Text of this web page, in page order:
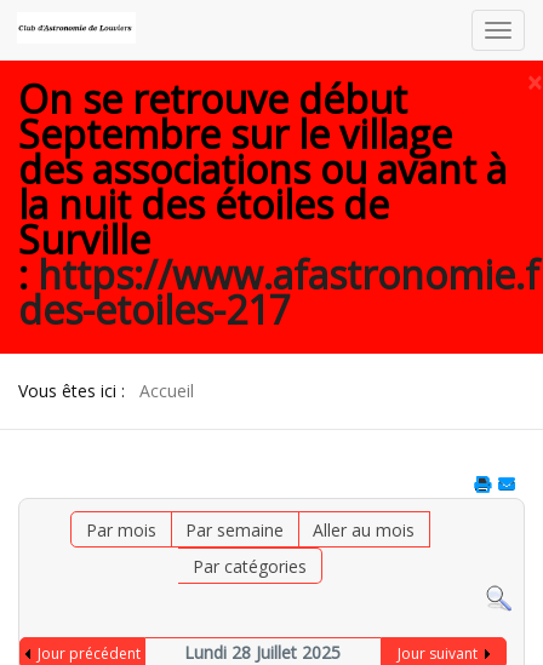
×
On se retrouve début
Septembre sur le village
des associations ou avant à
la nuit des étoiles de
Surville
: https://
des-etoiles-217
Vous êtes ici : Accueil
Par mois Par semaine
Aller au mois
Par catégories
Jour précédent Lundi 28 Juillet 2025 Jour suivant